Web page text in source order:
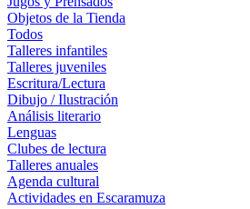
Objetos de la Tienda
Todos
Talleres infantiles
Talleres juveniles
Escritura/Lectura
Dibujo / Ilustración
Análisis literario
Lenguas
Clubes de lectura
Talleres anuales
Agenda cultural
Actividades en Escaramuza